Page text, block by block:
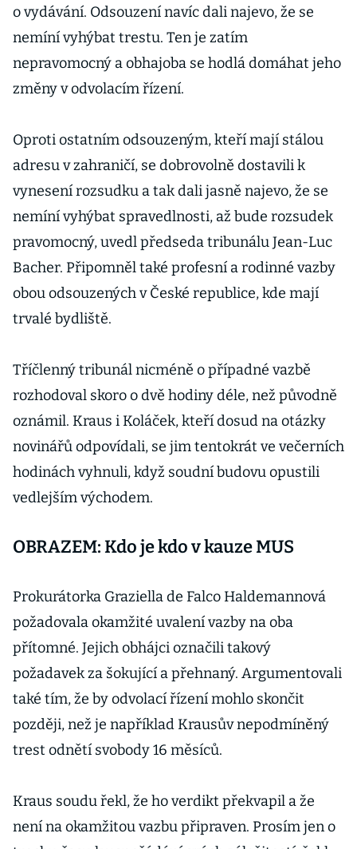
o vydávání. Odsouzení navíc dali najevo, že se
nemíní vyhýbat trestu. Ten je zatím
nepravomocný a obhajoba se hodlá domáhat jeho
změny v odvolacím řízení.
Oproti ostatním odsouzeným, kteří mají stálou
adresu v zahraničí, se dobrovolně dostavili k
vynesení rozsudku a tak dali jasně najevo, že se
nemíní vyhýbat spravedlnosti, až bude rozsudek
pravomocný, uvedl předseda tribunálu Jean-Luc
Bacher. Připomněl také profesní a rodinné vazby
obou odsouzených v České republice, kde mají
trvalé bydliště.
Tříčlenný tribunál nicméně o případné vazbě
rozhodoval skoro o dvě hodiny déle, než původně
oznámil. Kraus i Koláček, kteří dosud na otázky
novinářů odpovídali, se jim tentokrát ve večerních
hodinách vyhnuli, když soudní budovu opustili
vedlejším východem.
OBRAZEM: Kdo je kdo v kauze MUS
Prokurátorka Graziella de Falco Haldemannová
požadovala okamžité uvalení vazby na oba
přítomné. Jejich obhájci označili takový
požadavek za šokující a přehnaný. Argumentovali
také tím, že by odvolací řízení mohlo skončit
později, než je například Krausův nepodmíněný
trest odnětí svobody 16 měsíců.
Kraus soudu řekl, že ho verdikt překvapil a že
není na okamžitou vazbu připraven. Prosím jen o